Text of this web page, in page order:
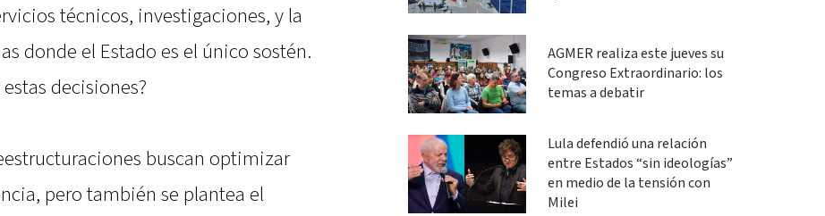
técnicos, investigaciones, y la
donde el Estado es el único sostén.
decisiones?
buscan optimizar
pero también se plantea el
AGMER realiza este jueves su
Congreso Extraordinario: los
temas a debatir
Lula defendió una relación
entre Estados “sin ideologías”
en medio de la tensión con
Milei